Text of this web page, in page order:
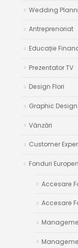
Wedding
Antreprenoriat
Educație
Prezentator TV
Design Flori
Graphic Design
Vânzări
Customer
Fonduri
Accesare
Accesare